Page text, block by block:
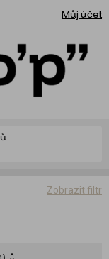
Můj účet
Zobrazit filtr